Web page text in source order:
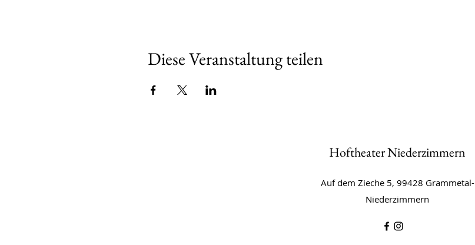
Diese Veranstaltung teilen
Hoftheater Niederzimmern
Auf dem Zieche 5, 99428 Grammetal-
Niederzimmern